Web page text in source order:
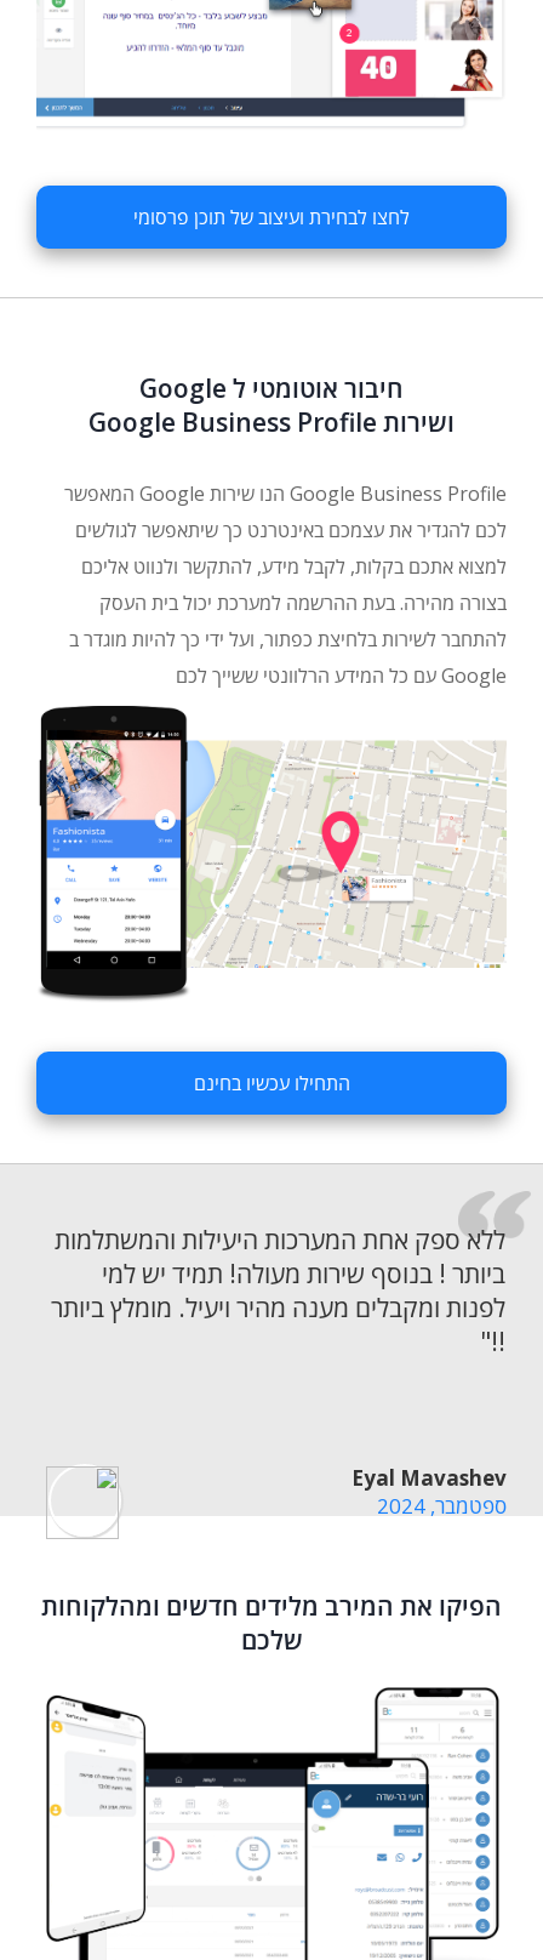
לחצו לבחירת ועיצוב של תוכן פרסומי
חיבור אוטומטי ל Google
ושירות Google Business Profile
Google Business Profile הנו שירות Google המאפשר
לכם להגדיר את עצמכם באינטרנט כך שיתאפשר לגולשים
למצוא אתכם בקלות, לקבל מידע, להתקשר ולנווט אליכם
בצורה מהירה. בעת ההרשמה למערכת יכול בית העסק
להתחבר לשירות בלחיצת כפתור, ועל ידי כך להיות מוגדר ב
Google עם כל המידע הרלוונטי ששייך לכם
התחילו עכשיו בחינם
ללא ספק אחת המערכות היעילות והמשתלמות
ביותר ! בנוסף שירות מעולה! תמיד יש למי
לפנות ומקבלים מענה מהיר ויעיל. מומלץ ביותר
!!"
Eyal Mavashev
ספטמבר, 2024
קאבא מערכות נעילה
עידו משיח
הפיקו את המירב מלידים חדשים ומהלקוחות
שלכם